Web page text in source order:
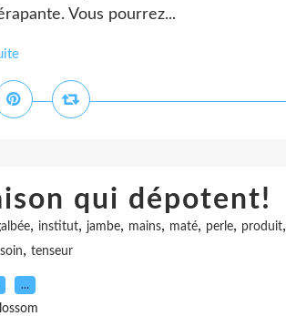
Vous pourrez...
qui dépotent!
, institut, jambe, mains, maté, perle, produit,
soin, tenseur
…